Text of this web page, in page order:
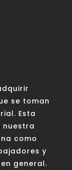
se toman
Esta
nuestra
como
y
general.